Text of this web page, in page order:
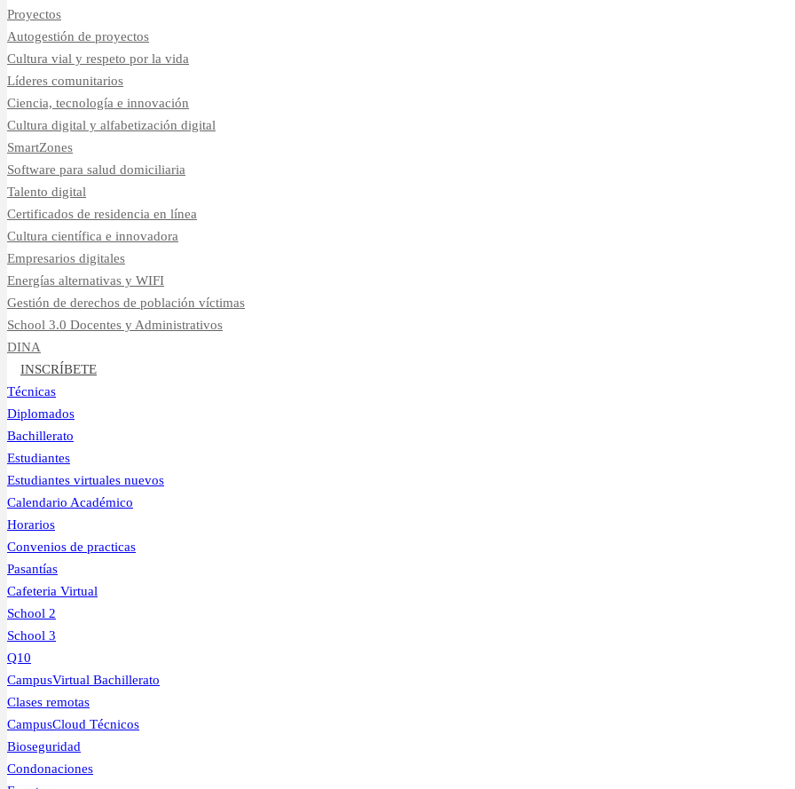
Proyectos
Autogestión de proyectos
Cultura vial y respeto por la vida
Líderes comunitarios
Ciencia, tecnología e innovación
Cultura digital y alfabetización digital
SmartZones
Software para salud domiciliaria
Talento digital
Certificados de residencia en línea
Cultura científica e innovadora
Empresarios digitales
Energías alternativas y WIFI
Gestión de derechos de población víctimas
School 3.0 Docentes y Administrativos
DINA
INSCRÍBETE
Técnicas
Diplomados
Bachillerato
Estudiantes
Estudiantes virtuales nuevos
Calendario Académico
Horarios
Convenios de practicas
Pasantías
Cafeteria Virtual
School 2
School 3
Q10
CampusVirtual Bachillerato
Clases remotas
CampusCloud Técnicos
Bioseguridad
Condonaciones